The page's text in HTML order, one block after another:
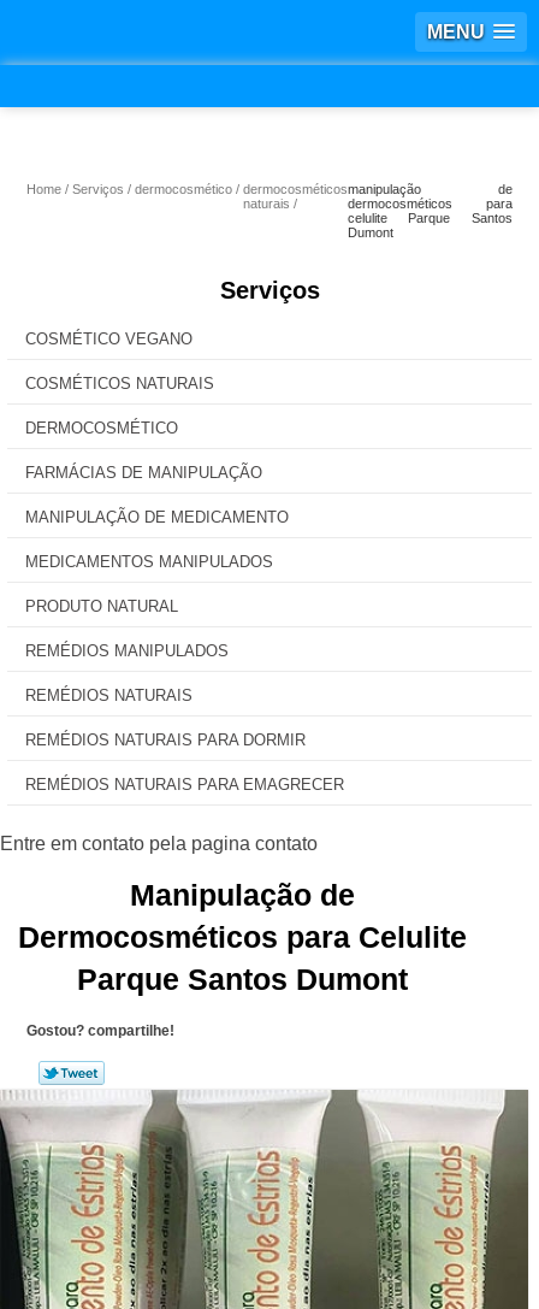
MENU
Home Serviços dermocosmético
dermocosméticos
naturais
manipulação de
dermocosméticos para
celulite Parque Santos
Dumont
Serviços
COSMÉTICO VEGANO
COSMÉTICOS NATURAIS
DERMOCOSMÉTICO
FARMÁCIAS DE MANIPULAÇÃO
MANIPULAÇÃO DE MEDICAMENTO
MEDICAMENTOS MANIPULADOS
PRODUTO NATURAL
REMÉDIOS MANIPULADOS
REMÉDIOS NATURAIS
REMÉDIOS NATURAIS PARA DORMIR
REMÉDIOS NATURAIS PARA EMAGRECER
Manipulação de
Dermocosméticos para Celulite
Parque Santos Dumont
Gostou? compartilhe!